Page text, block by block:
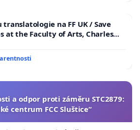
na FF UK / Save
at the Faculty of Arts, Charles
a odpor proti záměru STC2879:
centrum FCC Sluštice“